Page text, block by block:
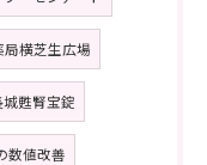
局横芝生広場
城甦腎宝錠
数値改善